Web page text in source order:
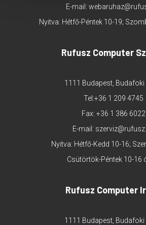
E-mail:
Nyitva: Hétfő-Péntek 10-19;
Rufusz Computer
1111 Budapest, Budafoki
Tel:+36 1 209 4745
Fax: +36 1 386 6022
E-mail:
Nyitva: Hétfő-Kedd 10-16;
Csütörtök-Péntek 10-16
Rufusz Computer
1111 Budapest, Budafoki